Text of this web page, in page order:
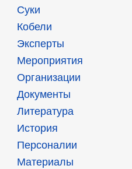
Суки
Кобели
Эксперты
Мероприятия
Организации
Документы
Литература
История
Персоналии
Материалы